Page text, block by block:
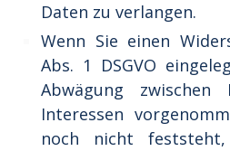
Daten zu verlangen.
Wenn Sie einen
Abs. 1 DSGVO
Abwägung
Interessen
noch nicht feststeht,